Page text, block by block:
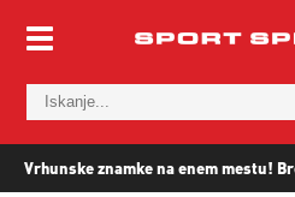
Vrhunske znamke na enem mestu!